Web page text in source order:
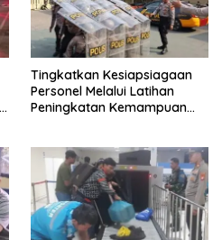
Tingkatkan Kesiapsiagaan
Personel Melalui Latihan
Peningkatan Kemampuan